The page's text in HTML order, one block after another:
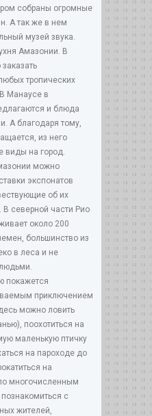
собраны огромные
А так же в нем
музей звука.
Амазонии. В
тропических
Манаусе в
и блюда
А благодаря тому,
из него
виды на город.
можно
экспонатов
об их
В северной части Рио
около 200
большинство из
в леса и не
покажется
приключением
можно ловить
поохотиться на
маленькую птичку
на пароходе до
на
многочисленным
с
жителей,